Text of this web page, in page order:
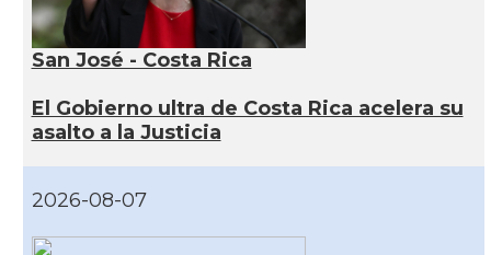
San José - Costa Rica
El Gobierno ultra de Costa Rica acelera su
asalto a la Justicia
2026-08-07